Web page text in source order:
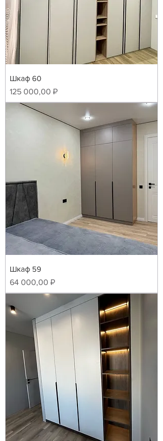
Шкаф 60
Цена
125 000,00 ₽
Шкаф 59
Цена
64 000,00 ₽